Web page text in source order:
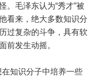
。毛泽东认为“秀才”被
看来，绝大多数知识分
过复杂的斗争，具有软
前发生动摇。
知识分子中培养一些